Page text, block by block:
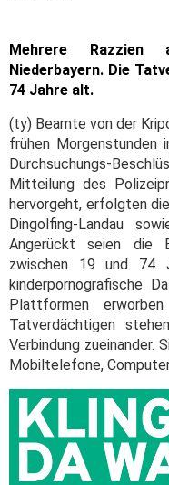
Mehrere
Niederbayern. Die
74 Jahre alt.
(ty) Beamte von der
frühen Morgenstunden
Durchsuchungs-
Mitteilung des
hervorgeht, erfolgten
Dingolfing-Landau
Angerückt seien die
zwischen 19 und 74
kinderpornografische
Plattformen
Tatverdächtigen
Verbindung zueinander.
Mobiltelefone,